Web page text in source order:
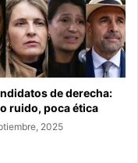
de derecha:
ruido, poca ética
2025